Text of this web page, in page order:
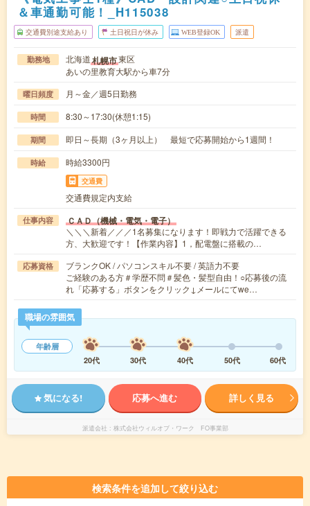
＆車通勤可能！_H115038
交通費別途支給あり 土日祝日が休み WEB登録OK 派遣
勤務地 北海道札幌市東区
あいの里教育大駅から車7分
曜日頻度 月～金／週5日勤務
時間 8:30～17:30(休憩1:15)
期間 即日～長期（3ヶ月以上） 最短で応募開始から1週間！
時給 時給3300円
交通費
交通費規定内支給
仕事内容 ＣＡＤ（機械・電気・電子）
＼＼＼新着／／／1名募集になります！即戦力で活躍できる
方、大歓迎です！【作業内容】1，配電盤に搭載の…
応募資格
ブランクOK / パソコンスキル不要 / 英語力不要
ご経験のある方＃学歴不問＃髪色・髪型自由！○応募後の流
れ「応募する」ボタンをクリック↓メールにてwe…
職場の雰囲気
年齢層
20代
30代 40代 50代 60代
気になる! 応募へ進む 詳しく見る
派遣会社 株式会社ウィルオブ・ワーク FO事業部
検索条件を追加して絞り込む